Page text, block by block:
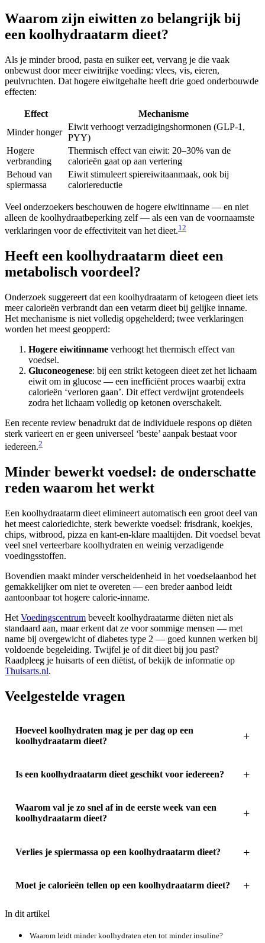
Waarom zijn eiwitten zo belangrijk bij
een koolhydraatarm dieet?
Als je minder brood, pasta en suiker eet, vervang je die vaak
onbewust door meer eiwitrijke voeding: vlees, vis, eieren,
peulvruchten. Dat hogere eiwitgehalte heeft drie goed onderbouwde
effecten:
Effect
Mechanisme
Minder honger
Eiwit verhoogt verzadigingshormonen (GLP-1,
PYY)
Hogere
verbranding
Thermisch effect van eiwit: 20–30% van de
calorieën gaat op aan vertering
Behoud van
spiermassa
Eiwit stimuleert spiereiwitaanmaak, ook bij
caloriereductie
Veel onderzoekers beschouwen de hogere eiwitinname — en niet
alleen de koolhydraatbeperking zelf — als een van de voornaamste
verklaringen voor de effectiviteit van het dieet.12
Heeft een koolhydraatarm dieet een
metabolisch voordeel?
Onderzoek suggereert dat een koolhydraatarm of ketogeen dieet iets
meer calorieën verbrandt dan een vetarm dieet bij gelijke inname.
Het mechanisme is niet volledig opgehelderd; twee verklaringen
worden het meest geopperd:
Hogere eiwitinname verhoogt het thermisch effect van
voedsel.
Gluconeogenese: bij een strikt ketogeen dieet zet het lichaam
eiwit om in glucose — een inefficiënt proces waarbij extra
calorieën ‘verloren gaan’. Dit effect verdwijnt grotendeels
zodra het lichaam volledig op ketonen overschakelt.
Een recente review benadrukt dat de individuele respons op diëten
sterk varieert en er geen universeel ‘beste’ aanpak bestaat voor
iedereen.2
Minder bewerkt voedsel: de onderschatte
reden waarom het werkt
Een koolhydraatarm dieet elimineert automatisch een groot deel van
het meest caloriedichte, sterk bewerkte voedsel: frisdrank, koekjes,
chips, witbrood, pizza en kant-en-klare maaltijden. Dit voedsel bevat
veel snel verteerbare koolhydraten en weinig verzadigende
voedingsstoffen.
Bovendien maakt minder verscheidenheid in het voedselaanbod het
gemakkelijker om niet te overeten — een breder aanbod leidt
aantoonbaar tot hogere calorie-inname.
Het Voedingscentrum beveelt koolhydraatarme diëten niet als
standaard aan, maar erkent dat ze voor sommige mensen — met
name bij overgewicht of diabetes type 2 — goed kunnen werken bij
voldoende begeleiding. Twijfel je of dit dieet bij jou past?
Raadpleeg je huisarts of een diëtist, of bekijk de informatie op
Thuisarts.nl.
Veelgestelde vragen
Hoeveel koolhydraten mag je per dag op een
koolhydraatarm dieet?
Is een koolhydraatarm dieet geschikt voor iedereen?
Waarom val je zo snel af in de eerste week van een
koolhydraatarm dieet?
Verlies je spiermassa op een koolhydraatarm dieet?
Moet je calorieën tellen op een koolhydraatarm dieet?
In dit artikel
Waarom leidt minder koolhydraten eten tot minder insuline?